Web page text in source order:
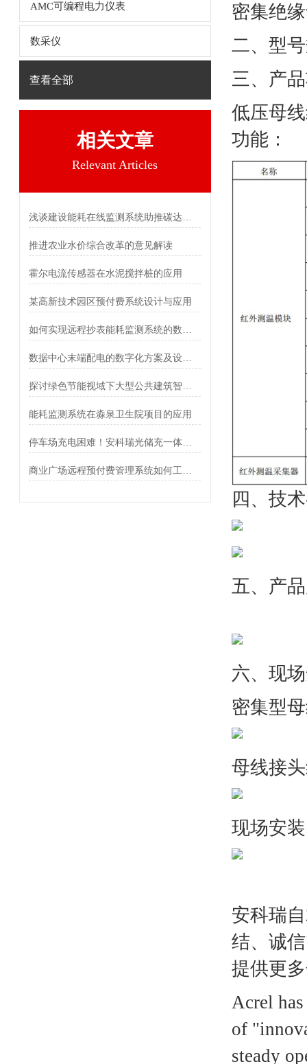
AMC可编程电力仪表
数采仪
查看全部
相关文章
Relevant Articles
推进农业水价综合改革的意见解读
霍尔电流传感器在水泥搅拌桩的应用
某高新技术园区预付费系统设计与应用
能耗监测系统在淼泉卫生院项目的应用
密集绝
二、型
三、产
低压母
功能：
四、技
五、产
六、 现
密集型
母线接
现场安
安科瑞
结、诚
提供更
Acrel
of
steady